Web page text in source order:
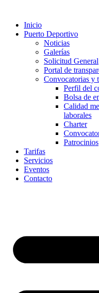
Inicio
Puerto Deportivo
Noticias
Galerías
Solicitud General
Portal de
Convocatorias y
Perfil del
Bolsa de
Calidad
laborales
Charter
Patrocinios
Tarifas
Servicios
Eventos
Contacto